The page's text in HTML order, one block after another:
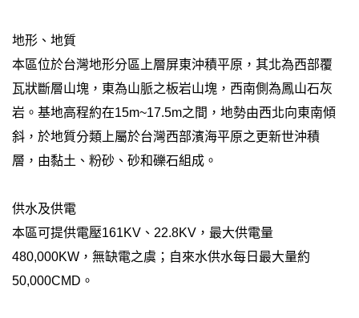
地形、地質
本區位於台灣地形分區上層屏東沖積平原，其北為西部覆
瓦狀斷層山塊，東為山脈之板岩山塊，西南側為鳳山石灰
岩。基地高程約在15m~17.5m之間，地勢由西北向東南傾
斜，於地質分類上屬於台灣西部濱海平原之更新世沖積
層，由黏土、粉砂、砂和礫石組成。
供水及供電
本區可提供電壓161KV、22.8KV，最大供電量
480,000KW，無缺電之虞；自來水供水每日最大量約
50,000CMD。